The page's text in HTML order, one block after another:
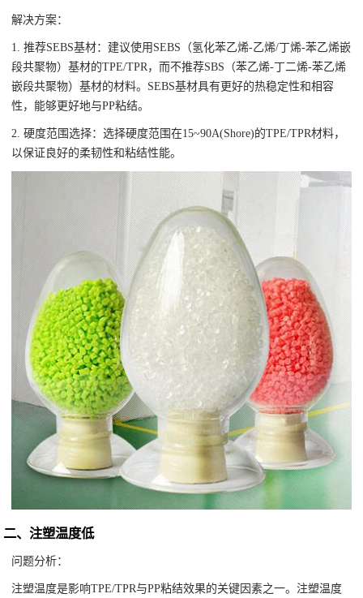
解决方案：
1. 推荐SEBS基材：建议使用SEBS（氢化苯乙烯-乙烯/丁烯-苯乙烯嵌
段共聚物）基材的TPE/TPR，而不推荐SBS（苯乙烯-丁二烯-苯乙烯
嵌段共聚物）基材的材料。SEBS基材具有更好的热稳定性和相容
性，能够更好地与PP粘结。
2. 硬度范围选择：选择硬度范围在15~90A(Shore)的TPE/TPR材料，
以保证良好的柔韧性和粘结性能。
二、注塑温度低
问题分析：
注塑温度是影响TPE/TPR与PP粘结效果的关键因素之一。注塑温度